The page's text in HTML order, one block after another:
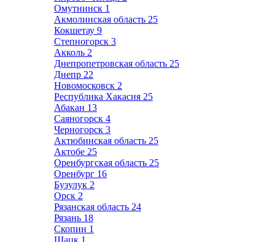
Омутнинск 1
Акмолинская область 25
Кокшетау 9
Степногорск 3
Акколь 2
Днепропетровская область 25
Днепр 22
Новомосковск 2
Республика Хакасия 25
Абакан 13
Саяногорск 4
Черногорск 3
Актюбинская область 25
Актобе 25
Оренбургская область 25
Оренбург 16
Бузулук 2
Орск 2
Рязанская область 24
Рязань 18
Скопин 1
Шацк 1